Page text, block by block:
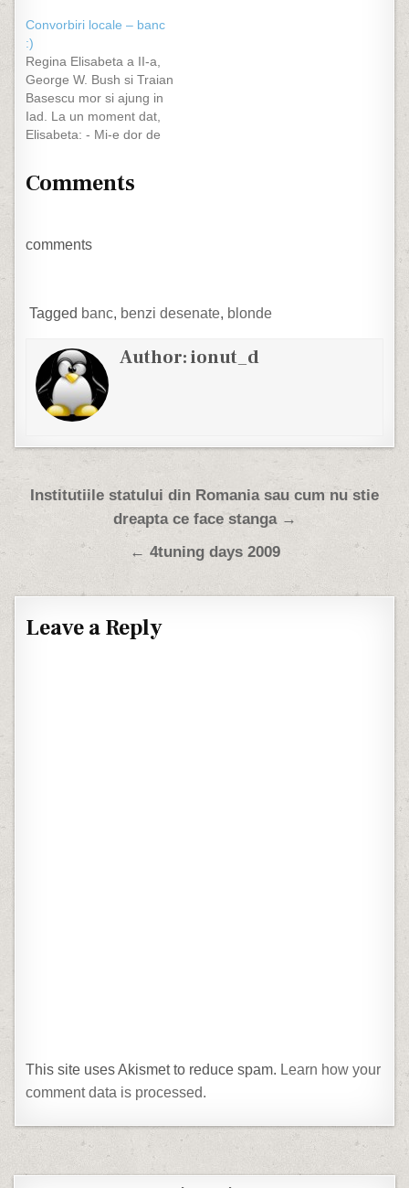
USA? Dumnezeu isi
trimite ingerii sa
calculezeâ€¦raspuns de la
Dumnezeu : - Nu in
mandatul tau! Putin: -
Doamne cand va deveni
Rusia cea mai mare
Convorbiri locale – banc
:)
Regina Elisabeta a II-a,
George W. Bush si Traian
Basescu mor si ajung in
Iad. La un moment dat,
Elisabeta: - Mi-e dor de
toata lumea acolo. Suna
pe Diavol:…
Comments
comments
Tagged banc, benzi desenate, blonde
Author:ionut_d
Post navigation
Institutiile statului din Romania sau cum nu stie
dreapta ce face stanga →
← 4tuning days 2009
Leave a Reply
This site uses Akismet to reduce spam. Learn how your
comment data is processed.